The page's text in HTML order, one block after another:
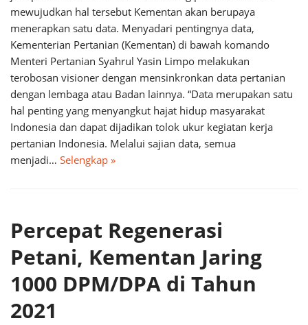
mewujudkan hal tersebut Kementan akan berupaya
menerapkan satu data. Menyadari pentingnya data,
Kementerian Pertanian (Kementan) di bawah komando
Menteri Pertanian Syahrul Yasin Limpo melakukan
terobosan visioner dengan mensinkronkan data pertanian
dengan lembaga atau Badan lainnya. “Data merupakan satu
hal penting yang menyangkut hajat hidup masyarakat
Indonesia dan dapat dijadikan tolok ukur kegiatan kerja
pertanian Indonesia. Melalui sajian data, semua
menjadi… Selengkap »
Percepat Regenerasi
Petani, Kementan Jaring
1000 DPM/DPA di Tahun
2021